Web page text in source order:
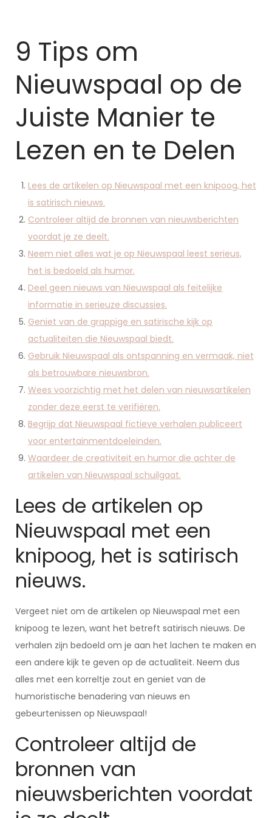
9 Tips om
Nieuwspaal op de
Juiste Manier te
Lezen en te Delen
Lees de artikelen op Nieuwspaal met een knipoog, het
is satirisch nieuws.
Controleer altijd de bronnen van nieuwsberichten
voordat je ze deelt.
Neem niet alles wat je op Nieuwspaal leest serieus,
het is bedoeld als humor.
Deel geen nieuws van Nieuwspaal als feitelijke
informatie in serieuze discussies.
Geniet van de grappige en satirische kijk op
actualiteiten die Nieuwspaal biedt.
Gebruik Nieuwspaal als ontspanning en vermaak, niet
als betrouwbare nieuwsbron.
Wees voorzichtig met het delen van nieuwsartikelen
zonder deze eerst te verifiëren.
Begrijp dat Nieuwspaal fictieve verhalen publiceert
voor entertainmentdoeleinden.
Waardeer de creativiteit en humor die achter de
artikelen van Nieuwspaal schuilgaat.
Lees de artikelen op
Nieuwspaal met een
knipoog, het is satirisch
nieuws.
Vergeet niet om de artikelen op Nieuwspaal met een
knipoog te lezen, want het betreft satirisch nieuws. De
verhalen zijn bedoeld om je aan het lachen te maken en
een andere kijk te geven op de actualiteit. Neem dus
alles met een korreltje zout en geniet van de
humoristische benadering van nieuws en
gebeurtenissen op Nieuwspaal!
Controleer altijd de
bronnen van
nieuwsberichten voordat